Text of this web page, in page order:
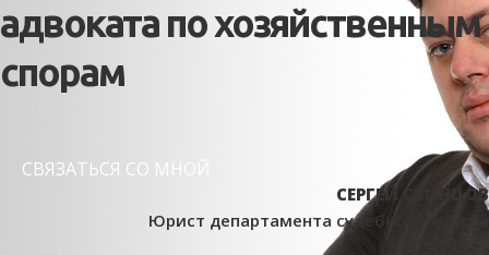
адвоката по хозяйственным
спорам
СВЯЗАТЬСЯ СО МНОЙ
СЕРГЕЙ СВИНЦОВ
Юрист департамента судебной защиты